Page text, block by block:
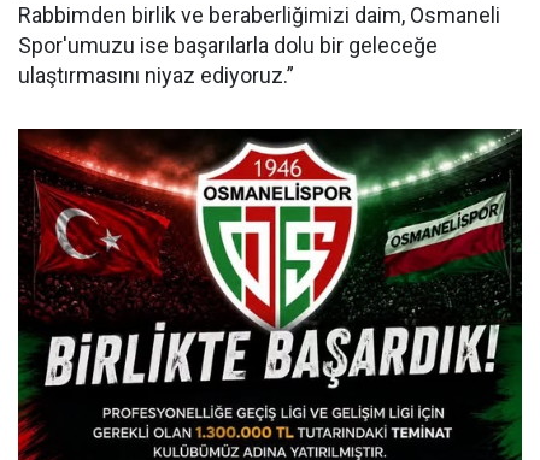
Rabbimden birlik ve beraberliğimizi daim, Osmaneli
Spor'umuzu ise başarılarla dolu bir geleceğe
ulaştırmasını niyaz ediyoruz.”